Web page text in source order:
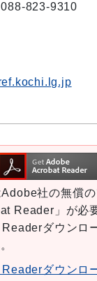
823-9310
社の無償
Reader」が必
ダウンロ
ダウンロ